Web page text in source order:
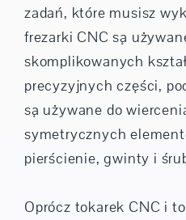
zadań, które musisz
frezarki CNC są
skomplikowanych
precyzyjnych części,
są używane do
symetrycznych
pierścienie, gwinty i
Oprócz tokarek CNC i